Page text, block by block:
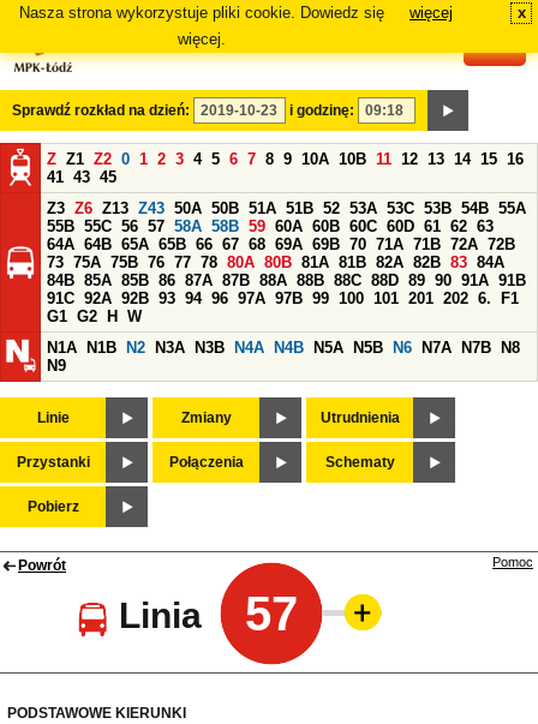
Nasza strona wykorzystuje pliki cookie. Dowiedz się
więcej.
więcej x
Sprawdź rozkład na dzień: i godzinę:
Z Z1 Z2 0 1 2 3 4 5 6 7 8 9 10A 10B 11 12 13 14 15 16
41 43 45
Z3 Z6 Z13 Z43 50A 50B 51A 51B 52 53A 53C 53B 54B 55A
55B 55C 56 57 58A 58B 59 60A 60B 60C 60D 61 62 63
64A 64B 65A 65B 66 67 68 69A 69B 70 71A 71B 72A 72B
73 75A 75B 76 77 78 80A 80B 81A 81B 82A 82B 83 84A
84B 85A 85B 86 87A 87B 88A 88B 88C 88D 89 90 91A 91B
91C 92A 92B 93 94 96 97A 97B 99 100 101 201 202 6.
F1
G1 G2 H
W
N1A
N1B N2 N3A N3B N4A N4B N5A N5B N6 N7A N7B
N8
N9
Linie Zmiany Utrudnienia
Przystanki Połączenia Schematy
Pobierz
Powrót
Linia 57
Pomoc
PODSTAWOWE KIERUNKI